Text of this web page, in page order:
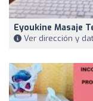
Eyoukine Masaje
Ver dirección y